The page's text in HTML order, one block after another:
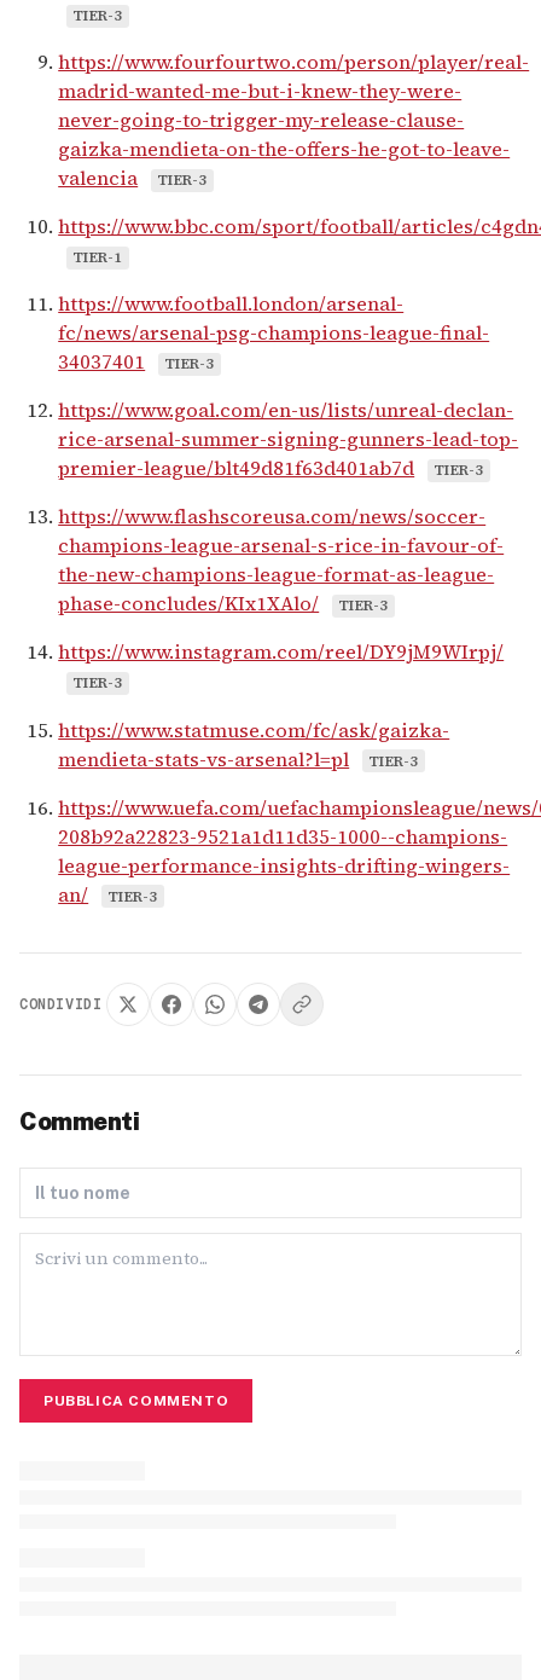
TIER-3
https://www.fourfourtwo.com/person/player/real-
madrid-wanted-me-but-i-knew-they-were-
never-going-to-trigger-my-release-clause-
gaizka-mendieta-on-the-offers-he-got-to-leave-
valencia
TIER-3
https://www.bbc.com/sport/football/articles/
TIER-1
https://www.football.london/arsenal-
fc/news/arsenal-psg-champions-league-final-
34037401
TIER-3
https://www.goal.com/en-us/lists/unreal-declan-
rice-arsenal-summer-signing-gunners-lead-top-
premier-league/blt49d81f63d401ab7d
TIER-3
https://www.flashscoreusa.com/news/soccer-
champions-league-arsenal-s-rice-in-favour-of-
the-new-champions-league-format-as-league-
phase-concludes/KIx1XAlo/
TIER-3
https://www.instagram.com/reel/DY9jM9WIrpj/
TIER-3
https://www.statmuse.com/fc/ask/gaizka-
mendieta-stats-vs-arsenal?l=pl
TIER-3
https://www.uefa.com/uefachampionsleague/news/
208b92a22823-9521a1d11d35-1000--champions-
league-performance-insights-drifting-wingers-
an/
TIER-3
CONDIVIDI
Commenti
PUBBLICA COMMENTO